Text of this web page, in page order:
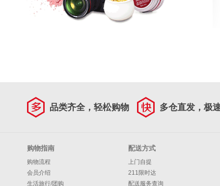
品类齐全，轻松购物 多仓直发，极
购物指南
购物流程
会员介绍
生活旅行/团购
配送方式
上门自提
211限时达
配送服务查询